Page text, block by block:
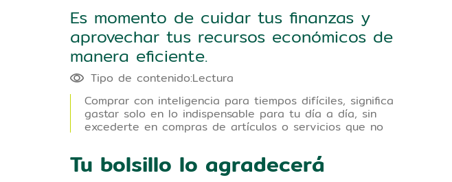
Es momento de cuidar tus finanzas y
aprovechar tus recursos económicos de
manera eficiente.
Tipo de contenido:Lectura
Comprar con inteligencia para tiempos difíciles, significa
gastar solo en lo indispensable para tu día a día, sin
excederte en compras de artículos o servicios que no
Tu bolsillo lo agradecerá